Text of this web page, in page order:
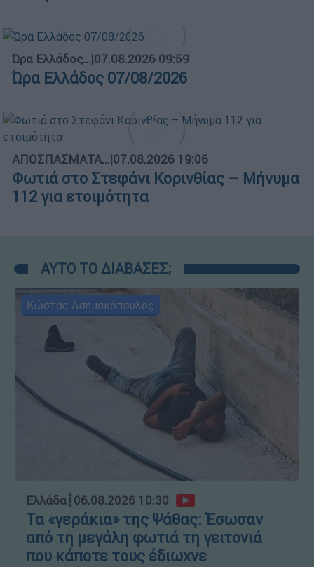
Ώρα Ελλάδος...|07.08.2026 09:59
Ώρα Ελλάδος 07/08/2026
ΑΠΟΣΠΑΣΜΑΤΑ...|07.08.2026 19:06
Φωτιά στο Στεφάνι Κορινθίας – Μήνυμα
112 για ετοιμότητα
ΑΥΤΟ ΤΟ ΔΙΑΒΑΣΕΣ;
Κώστας Ασημακόπουλος
Ελλάδα┋06.08.2026 10:30
Τα «γεράκια» της Ψάθας: Έσωσαν
από τη μεγάλη φωτιά τη γειτονιά
που κάποτε τους έδιωχνε